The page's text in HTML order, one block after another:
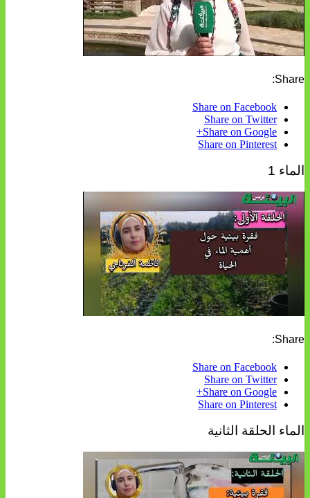
Share:
Share on Facebook
Share on Twitter
Share on Google+
Share on Pinterest
الماء 1
Share:
Share on Facebook
Share on Twitter
Share on Google+
Share on Pinterest
الماء الحلقة الثانية